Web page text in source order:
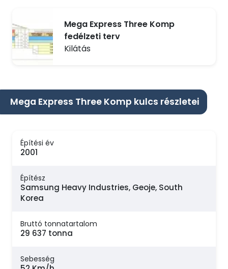
Mega Express Three Komp
fedélzeti terv
Kilátás
Mega Express Three Komp kulcs részletei
Építési év
2001
Építész
Samsung Heavy Industries, Geoje, South
Korea
Bruttó tonnatartalom
29 637 tonna
Sebesség